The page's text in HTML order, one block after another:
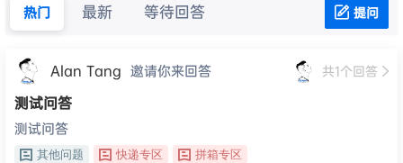
热门 最新 等待回答 提问
Alan Tang 邀请你来回答 共1个回答
测试问答
测试问答
其他问题 快递专区 拼箱专区